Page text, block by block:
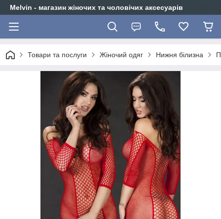
Melvin - магазин жіночих та чоловічих аксесуарів
Товари та послуги Жіночий одяг Нижня білизна